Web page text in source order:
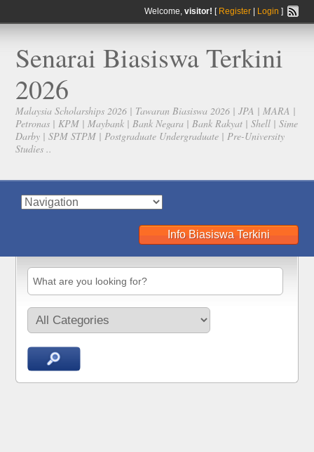
Welcome, visitor! [ Register| Login ]
Senarai Biasiswa Terkini
2026
Malaysia Scholarships 2026 | Tawaran Biasiswa 2026 | JPA | MARA |
Petronas | KPM | Maybank | Bank Negara | Bank Rakyat | Shell | Sime
Darby | SPM STPM | Postgraduate Undergraduate | Pre-University
Studies ..
Info Biasiswa Terkini